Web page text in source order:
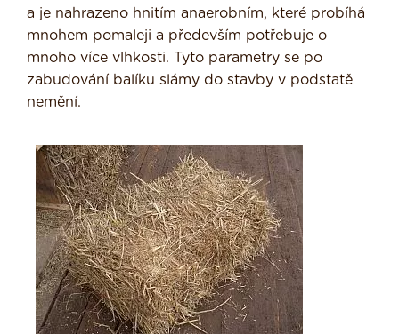
a je nahrazeno hnitím anaerobním, které probíhá
mnohem pomaleji a především potřebuje o
mnoho více vlhkosti. Tyto parametry se po
zabudování balíku slámy do stavby v podstatě
nemění.